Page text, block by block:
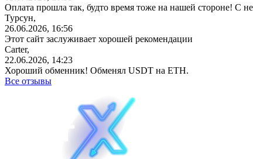
Оплата прошла так, будто время тоже на нашей стороне! С
Турсун,
26.06.2026, 16:56
Этот сайт заслуживает хорошей рекомендации
Carter,
22.06.2026, 14:23
Хороший обменник! Обменял USDT на ETH.
Все отзывы